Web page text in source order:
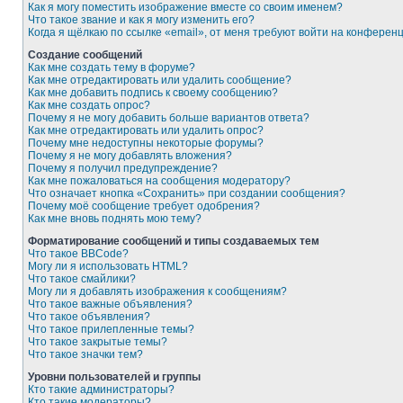
Как я могу поместить изображение вместе со своим именем?
Что такое звание и как я могу изменить его?
Когда я щёлкаю по ссылке «email», от меня требуют войти на
Создание сообщений
Как мне создать тему в форуме?
Как мне отредактировать или удалить сообщение?
Как мне добавить подпись к своему сообщению?
Как мне создать опрос?
Почему я не могу добавить больше вариантов ответа?
Как мне отредактировать или удалить опрос?
Почему мне недоступны некоторые форумы?
Почему я не могу добавлять вложения?
Почему я получил предупреждение?
Как мне пожаловаться на сообщения модератору?
Что означает кнопка «Сохранить» при создании сообщения?
Почему моё сообщение требует одобрения?
Как мне вновь поднять мою тему?
Форматирование сообщений и типы создаваемых тем
Что такое BBCode?
Могу ли я использовать HTML?
Что такое смайлики?
Могу ли я добавлять изображения к сообщениям?
Что такое важные объявления?
Что такое объявления?
Что такое прилепленные темы?
Что такое закрытые темы?
Что такое значки тем?
Уровни пользователей и группы
Кто такие администраторы?